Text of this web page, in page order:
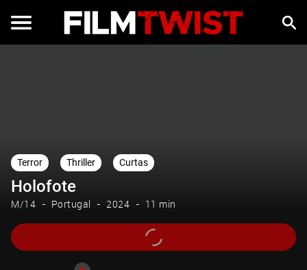
Terror Thriller Curtas
Holofote
M/14 Portugal 2024 11 min